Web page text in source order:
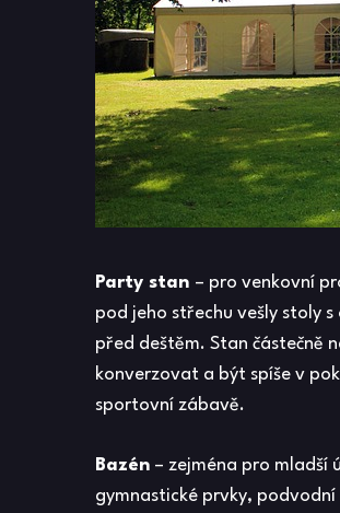
Party stan – pro venkovní
pod jeho střechu vešly stoly
před deštěm. Stan částečně
konverzovat a být spíše v
sportovní zábavě.
Bazén – zejména pro mladší
gymnastické prvky,